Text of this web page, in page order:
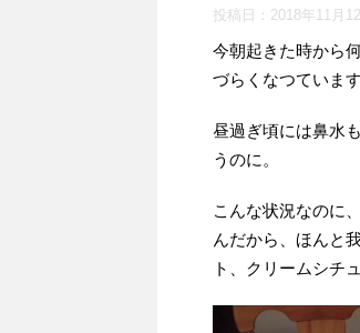
投稿日： 2018年11月
今朝起きた時から
づらくなつていま
昼過ぎ頃には鼻水
うのに。
こんな状況なのに
んだから、ほんと
ト、クリームシチ